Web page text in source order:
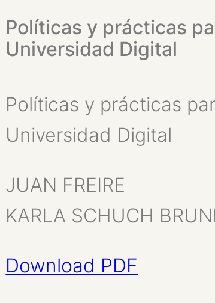
Políticas y prácticas
Universidad Digital
Políticas y prácticas
Universidad Digital
JUAN FREIRE
KARLA SCHUCH
Download PDF